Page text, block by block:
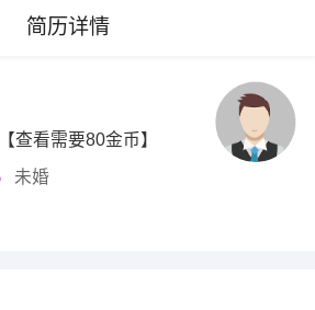
简历详情
【查看需要80金币】
未婚